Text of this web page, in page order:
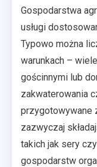
Gospodarstwa
usługi
Typowo można
warunkach –
gościnnymi lub
zakwaterowania
przygotowywane
zazwyczaj
takich jak sery
gospodarstw